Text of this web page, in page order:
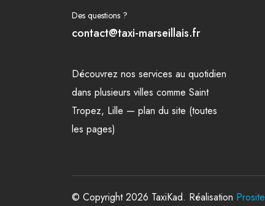
Des questions ?
contact@taxi-marseillais.fr
Découvrez nos services au quotidien
dans plusieurs villes comme Saint
Tropez, Lille — plan du site (toutes
les pages)
© Copyright 2026 TaxiKad. Réalisation Prosite